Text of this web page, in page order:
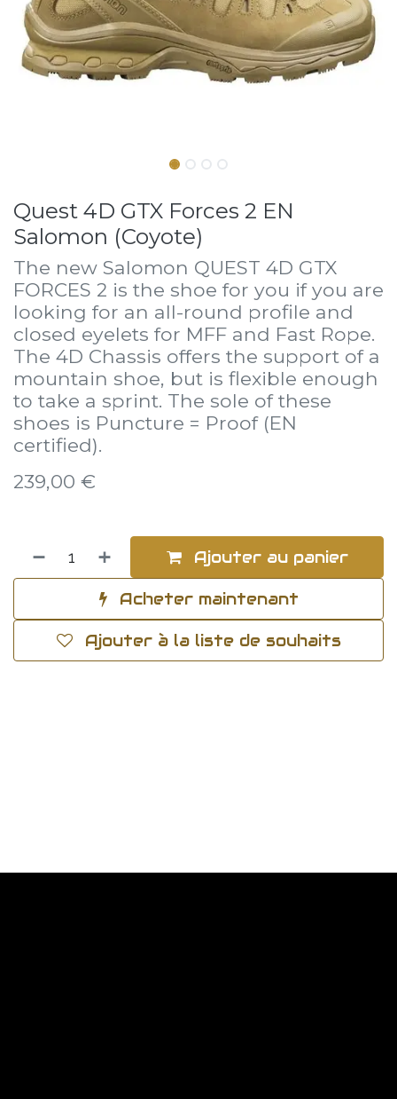
Quest 4D GTX Forces 2 EN
Salomon (Coyote)
The new Salomon QUEST 4D GTX
FORCES 2 is the shoe for you if you are
looking for an all-round profile and
closed eyelets for MFF and Fast Rope.
The 4D Chassis offers the support of a
mountain shoe, but is flexible enough
to take a sprint. The sole of these
shoes is Puncture = Proof (EN
certified).
239,00 €
Ajouter au panier
Acheter maintenant
Ajouter à la liste de souhaits